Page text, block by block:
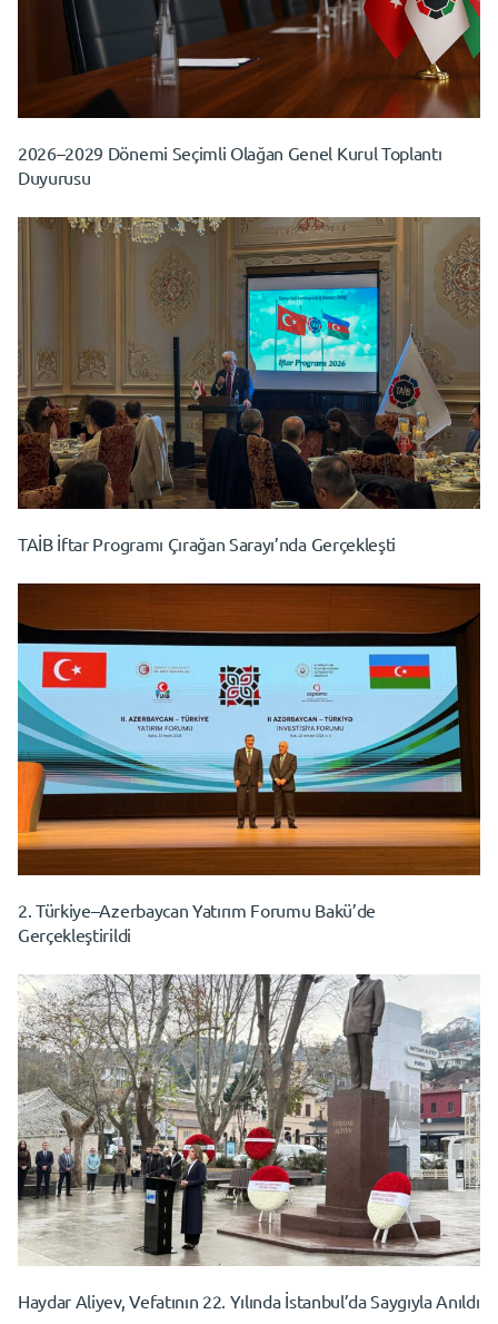
2026–2029 Dönemi Seçimli Olağan Genel Kurul Toplantı
Duyurusu
TAİB İftar Programı Çırağan Sarayı’nda Gerçekleşti
2. Türkiye–Azerbaycan Yatırım Forumu Bakü’de
Gerçekleştirildi
Haydar Aliyev, Vefatının 22. Yılında İstanbul’da Saygıyla Anıldı